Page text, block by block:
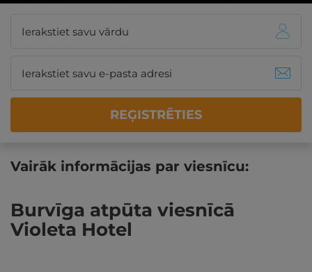
REĢISTRĒTIES
Vairāk informācijas par viesnīcu:
Burvīga atpūta viesnīcā
Violeta Hotel